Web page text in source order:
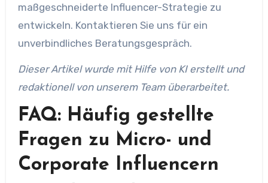
maßgeschneiderte Influencer-Strategie zu
entwickeln. Kontaktieren Sie uns für ein
unverbindliches Beratungsgespräch.
Dieser Artikel wurde mit Hilfe von KI erstellt und
redaktionell von unserem Team überarbeitet.
FAQ: Häufig gestellte
Fragen zu Micro- und
Corporate Influencern